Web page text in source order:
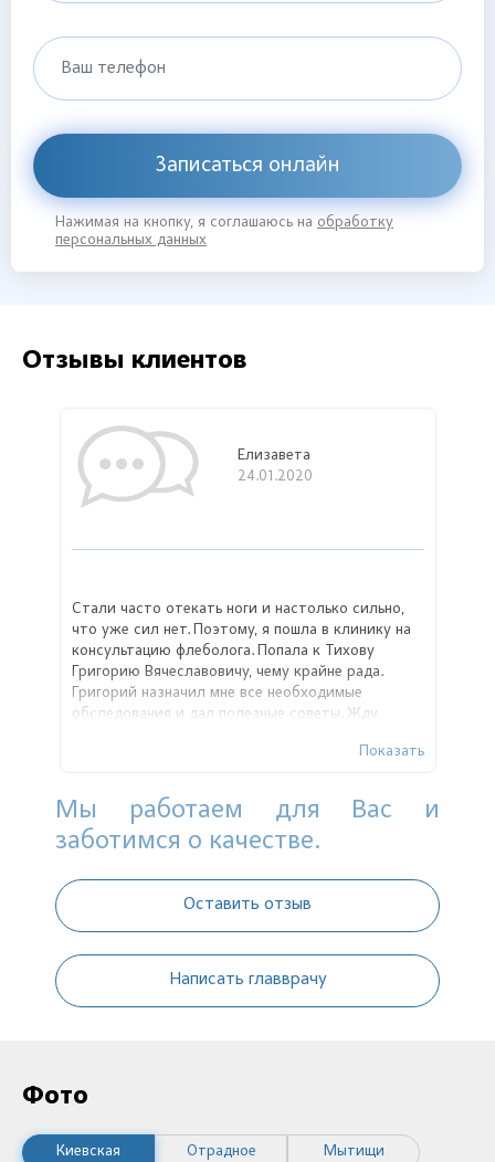
Ваш телефон
Записаться онлайн
Нажимая на кнопку, я соглашаюсь на обработку
персональных данных
Отзывы клиентов
Елизавета
24.01.2020
Стали часто отекать ноги и настолько сильно,
что уже сил нет. Поэтому, я пошла в клинику на
консультацию флеболога. Попала к Тихову
Григорию Вячеславовичу, чему крайне рада.
Григорий назначил мне все необходимые
обследования и дал полезные советы. Жду
Показать
Мы работаем для Вас и
заботимся о качестве.
Оставить отзыв
Написать главврачу
Фото
Киевская Отрадное Мытищи